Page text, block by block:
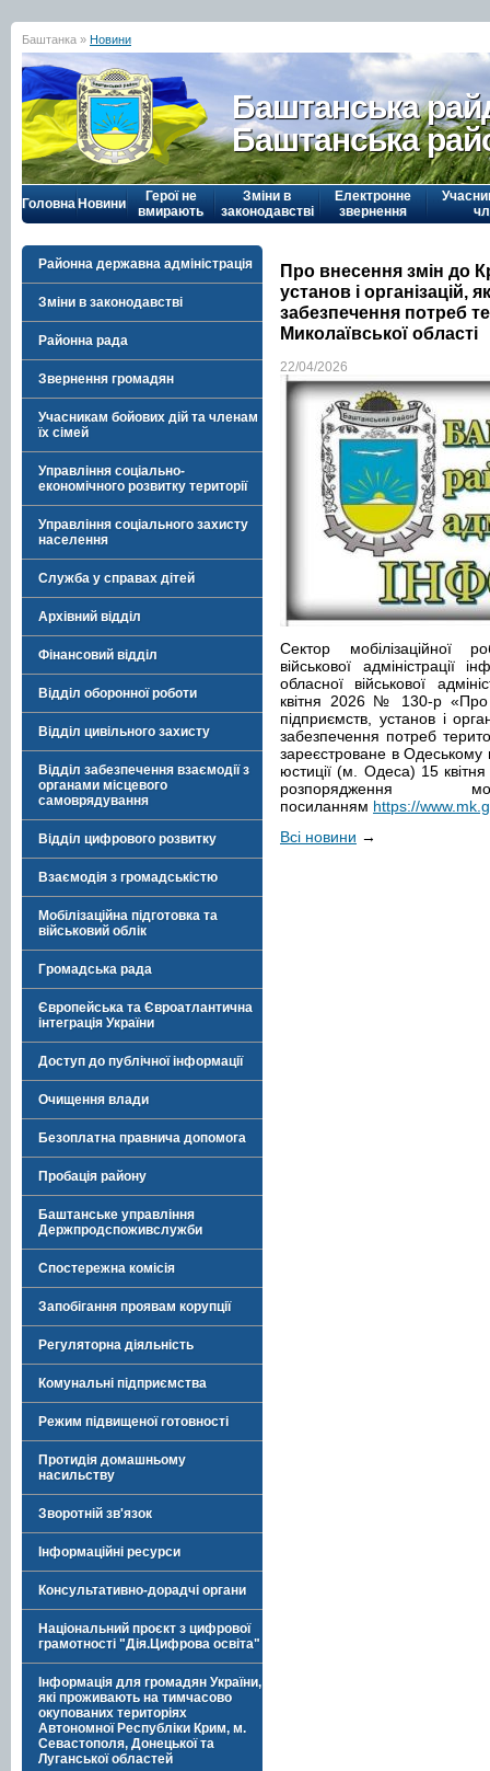
Баштанка » Новини
Баштанська
Баштанська
Головна Новини
Герої не
вмирають
Зміни в
законодавстві
Електронне
звернення
Районна державна адміністрація
Зміни в законодавстві
Районна рада
Звернення громадян
Учасникам бойових дій та членам
їх сімей
Управління соціально-
економічного розвитку території
Управління соціального захисту
населення
Служба у справах дітей
Архівний відділ
Фінансовий відділ
Відділ оборонної роботи
Відділ цивільного захисту
Відділ забезпечення взаємодії з
органами місцевого
самоврядування
Відділ цифрового розвитку
Взаємодія з громадськістю
Мобілізаційна підготовка та
військовий облік
Громадська рада
Європейська та Євроатлантична
інтеграція України
Доступ до публічної інформації
Очищення влади
Безоплатна правнича допомога
Пробація району
Баштанське управління
Держпродспоживслужби
Спостережна комісія
Запобігання проявам корупції
Регуляторна діяльність
Комунальні підприємства
Режим підвищеної готовності
Протидія домашньому
насильству
Зворотній зв'язок
Інформаційні ресурси
Консультативно-дорадчі органи
Національний проєкт з цифрової
грамотності "Дія.Цифрова освіта"
Інформація для громадян України,
які проживають на тимчасово
окупованих територіях
Автономної Республіки Крим, м.
Севастополя, Донецької та
Луганської областей
Про внесення змін до
установ і організацій,
забезпечення потреб
Миколаївської області
22/04/2026
Сектор мобілізаційної
військової адміністрації
обласної військової
квітня 2026 № 130-р «Про
підприємств, установ і
забезпечення потреб
зареєстроване в Одеському
юстиції (м. Одеса) 15
розпорядження
посиланням https://
Всі новини →